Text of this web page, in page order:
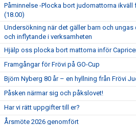
Påminnelse -Plocka bort judomattorna ikväll
(18.00)
Undersökning när det gäller barn och ungas
och inflytande i verksamheten
Hjälp oss plocka bort mattorna inför
Framgångar för Frövi på GO-Cup
Björn Nyberg 80 år – en hyllning från Frövi
Påsken närmar sig och påkslovet!
Har vi rätt uppgifter till er?
Årsmöte 2026 genomfört